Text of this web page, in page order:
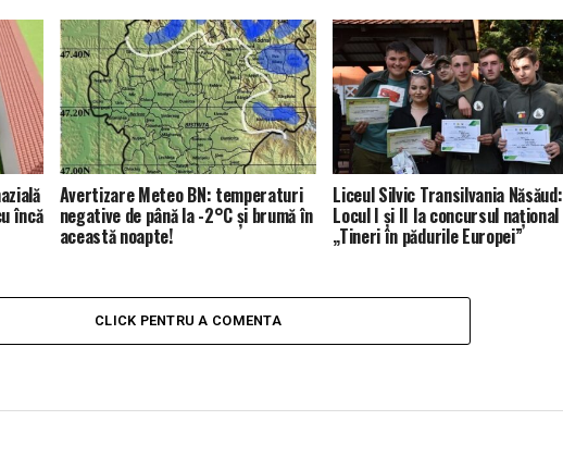
încă
Avertizare Meteo BN: temperaturi
negative de până la -2°C și brumă în
această noapte!
Liceul Silvic Transilvania Năsăud:
Locul I și II la concursul național
„Tineri în pădurile Europei”
CLICK PENTRU A COMENTA